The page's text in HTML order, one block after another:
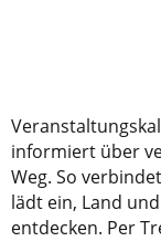
informiert über
Weg. So
lädt ein, Land
entdecken. Per